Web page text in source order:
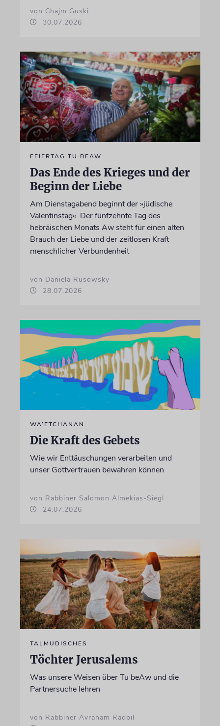
von Chajm Guski
30.07.2026
FEIERTAG TU BEAW
Das Ende des Krieges und der
Beginn der Liebe
Am Dienstagabend beginnt der »jüdische
Valentinstag«. Der fünfzehnte Tag des
hebräischen Monats Aw steht für einen alten
Brauch der Liebe und der zeitlosen Kraft
menschlicher Verbundenheit
von Daniela Rusowsky
28.07.2026
WA’ETCHANAN
Die Kraft des Gebets
Wie wir Enttäuschungen verarbeiten und
unser Gottvertrauen bewahren können
von Rabbiner Salomon Almekias-Siegl
24.07.2026
TALMUDISCHES
Töchter Jerusalems
Was unsere Weisen über Tu beAw und die
Partnersuche lehren
von Rabbiner Avraham Radbil